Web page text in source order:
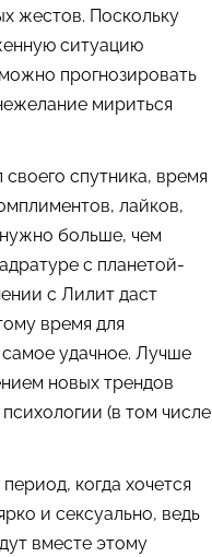
жестов. Поскольку
ситуацию
прогнозировать
мириться
спутника, время
лайков,
больше, чем
с планетой-
с Лилит даст
время для
удачное. Лучше
новых трендов
(в том числе
когда хочется
и сексуально, ведь
вместе этому